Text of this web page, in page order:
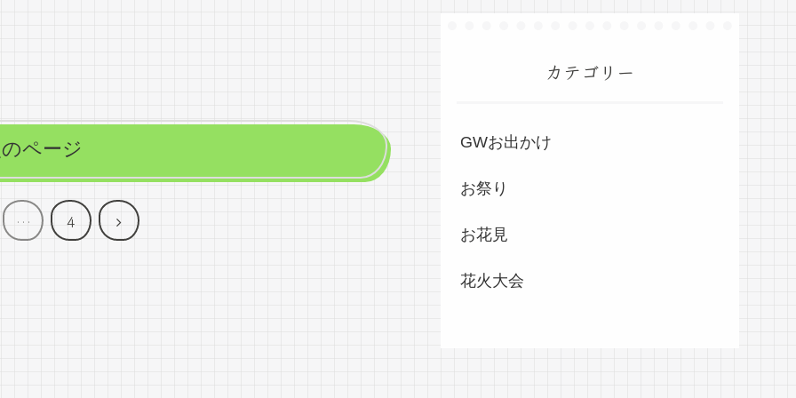
ページ
… 4
次
カテゴリー
GWお出かけ
お祭り
お花見
花火大会